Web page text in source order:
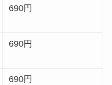
690円
690円
690円